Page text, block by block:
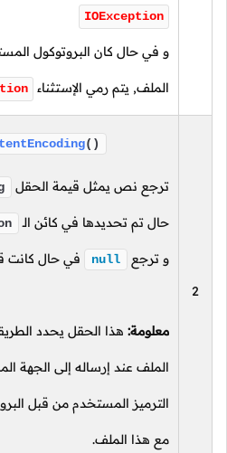
IOException
و في حال كان البروتوكول
الملف, يتم رمي الإستثناء
2
()
ترجع نص يمثل قيمة الحقل
حال تم تحديدها في كائن الـ
و ترجع null في حال كانت
معلومة: هذا الحقل يحدد
الملف عند إرساله إلى الجهة
الترميز المستخدم من قبل
مع هذا الملف.